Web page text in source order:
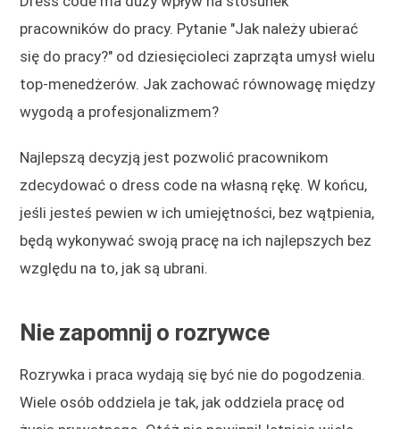
pracowników do pracy. Pytanie "Jak należy ubierać
się do pracy?" od dziesięcioleci zaprząta umysł wielu
top-menedżerów. Jak zachować równowagę między
wygodą a profesjonalizmem?
Najlepszą decyzją jest pozwolić pracownikom
zdecydować o dress code na własną rękę. W końcu,
jeśli jesteś pewien w ich umiejętności, bez wątpienia,
będą wykonywać swoją pracę na ich najlepszych bez
względu na to, jak są ubrani.
Nie zapomnij o rozrywce
Rozrywka i praca wydają się być nie do pogodzenia.
Wiele osób oddziela je tak, jak oddziela pracę od